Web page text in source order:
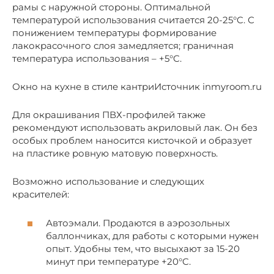
рамы с наружной стороны. Оптимальной
температурой использования считается 20-25°C. С
понижением температуры формирование
лакокрасочного слоя замедляется; граничная
температура использования – +5°C.
Окно на кухне в стиле кантриИсточник inmyroom.ru
Для окрашивания ПВХ-профилей также
рекомендуют использовать акриловый лак. Он без
особых проблем наносится кисточкой и образует
на пластике ровную матовую поверхность.
Возможно использование и следующих
красителей:
Автоэмали. Продаются в аэрозольных
баллончиках, для работы с которыми нужен
опыт. Удобны тем, что высыхают за 15-20
минут при температуре +20°C.